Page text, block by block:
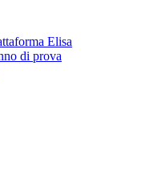
Elisa
di prova